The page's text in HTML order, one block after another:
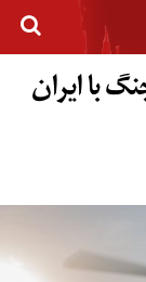
با ایران